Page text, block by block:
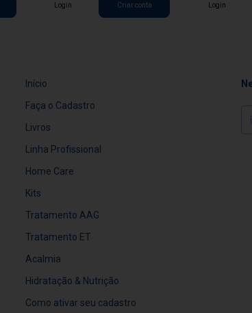
Login Criar conta Login
Início
Faça o Cadastro
Livros
Linha Profissional
Home Care
Kits
Tratamento AAG
Tratamento ET
Acalmia
Hidratação & Nutrição
Como ativar seu cadastro